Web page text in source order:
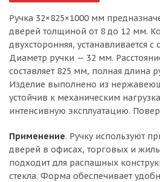
Ручка 32×825×1000 мм
дверей толщиной от 8 до 12 мм.
двухсторонняя, устанавливается
Диаметр ручки — 32 мм.
составляет 825 мм, полная длина
Изделие выполнено из
устойчив к механическим
интенсивную эксплуатацию.
Применение. Ручку используют
дверей в офисах, торговых и
подходит для распашных
стекла. Форма обеспечивает